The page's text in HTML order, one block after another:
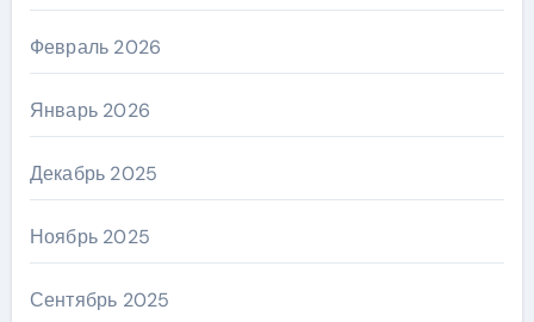
Февраль 2026
Январь 2026
Декабрь 2025
Ноябрь 2025
Сентябрь 2025